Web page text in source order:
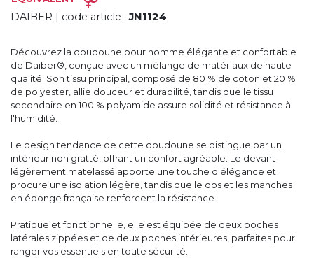
DAIBER | code article :JN1124
Découvrez la doudoune pour homme élégante et confortable
de Daiber®, conçue avec un mélange de matériaux de haute
qualité. Son tissu principal, composé de 80 % de coton et 20 %
de polyester, allie douceur et durabilité, tandis que le tissu
secondaire en 100 % polyamide assure solidité et résistance à
l'humidité.
Le design tendance de cette doudoune se distingue par un
intérieur non gratté, offrant un confort agréable. Le devant
légèrement matelassé apporte une touche d'élégance et
procure une isolation légère, tandis que le dos et les manches
en éponge française renforcent la résistance.
Pratique et fonctionnelle, elle est équipée de deux poches
latérales zippées et de deux poches intérieures, parfaites pour
ranger vos essentiels en toute sécurité.